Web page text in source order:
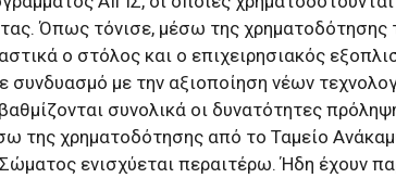
Όπως τόνισε, μέσω της χρηματοδότησης
ο στόλος και ο επιχειρησιακός
συνδυασμό με την αξιοποίηση νέων
συνολικά οι δυνατότητες
της χρηματοδότησης από το Ταμείο
ενισχύεται περαιτέρω. Ήδη έχουν